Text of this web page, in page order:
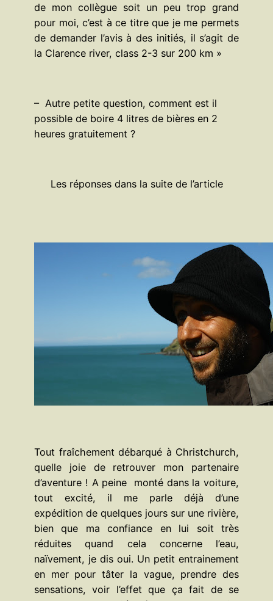
de mon collègue soit un peu trop grand
pour moi, c’est à ce titre que je me permets
de demander l’avis à des initiés, il s’agit de
la Clarence river, class 2-3 sur 200 km »
– Autre petite question, comment est il
possible de boire 4 litres de bières en 2
heures gratuitement ?
Les réponses dans la suite de l’article
Tout fraîchement débarqué à Christchurch,
quelle joie de retrouver mon partenaire
d’aventure ! A peine monté dans la voiture,
tout excité, il me parle déjà d’une
expédition de quelques jours sur une rivière,
bien que ma confiance en lui soit très
réduites quand cela concerne l’eau,
naïvement, je dis oui. Un petit entrainement
en mer pour tâter la vague, prendre des
sensations, voir l’effet que ça fait de se